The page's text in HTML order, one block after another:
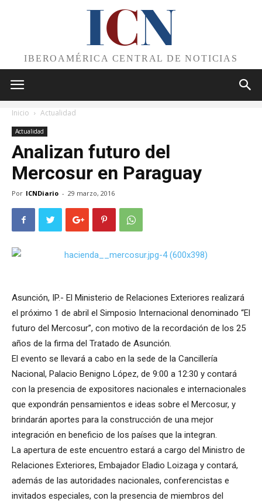
ICN
IBEROAMÉRICA CENTRAL DE NOTICIAS
Inicio Actualidad
Actualidad
Analizan futuro del
Mercosur en Paraguay
Por ICNDiario - 29 marzo, 2016
Asunción, IP.- El Ministerio de Relaciones Exteriores realizará
el próximo 1 de abril el Simposio Internacional denominado “El
futuro del Mercosur”, con motivo de la recordación de los 25
años de la firma del Tratado de Asunción.
El evento se llevará a cabo en la sede de la Cancillería
Nacional, Palacio Benigno López, de 9:00 a 12:30 y contará
con la presencia de expositores nacionales e internacionales
que expondrán pensamientos e ideas sobre el Mercosur, y
brindarán aportes para la construcción de una mejor
integración en beneficio de los países que la integran.
La apertura de este encuentro estará a cargo del Ministro de
Relaciones Exteriores, Embajador Eladio Loizaga y contará,
además de las autoridades nacionales, conferencistas e
invitados especiales, con la presencia de miembros del